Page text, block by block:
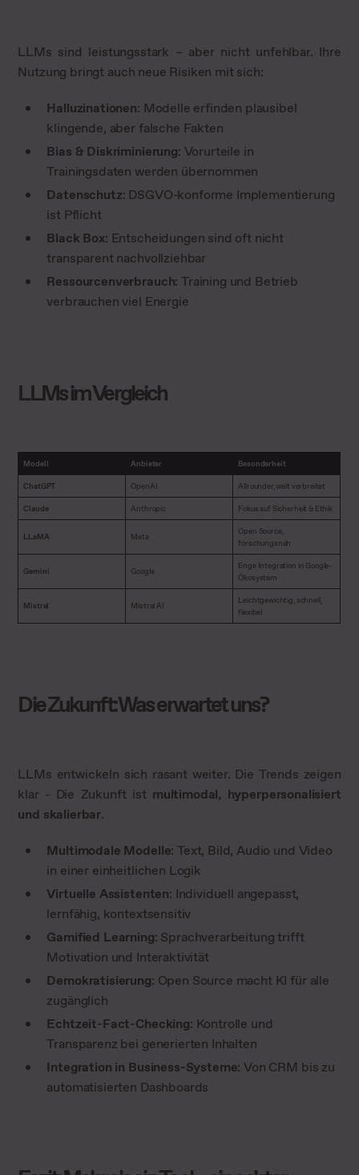
LLMs sind leistungsstark – aber nicht unfehlbar. Ihre
Nutzung bringt auch neue Risiken mit sich:
Halluzinationen: Modelle erfinden plausibel
klingende, aber falsche Fakten
Bias & Diskriminierung: Vorurteile in
Trainingsdaten werden übernommen
Datenschutz: DSGVO-konforme Implementierung
ist Pflicht
Black Box: Entscheidungen sind oft nicht
transparent nachvollziehbar
Ressourcenverbrauch: Training und Betrieb
verbrauchen viel Energie
LLMs im Vergleich
Modell Anbieter Besonderheit
ChatGPT OpenAI Allrounder, weit verbreitet
Claude Anthropic Fokus auf Sicherheit & Ethik
LLaMA Meta
Open Source,
forschungsnah
Gemini Google
Enge Integration in Google-
Ökosystem
Mistral Mistral AI
Leichtgewichtig, schnell,
flexibel
Die Zukunft: Was erwartet uns?
LLMs entwickeln sich rasant weiter. Die Trends zeigen
klar - Die Zukunft ist multimodal, hyperpersonalisiert
und skalierbar.
Multimodale Modelle: Text, Bild, Audio und Video
in einer einheitlichen Logik
Virtuelle Assistenten: Individuell angepasst,
lernfähig, kontextsensitiv
Gamified Learning: Sprachverarbeitung trifft
Motivation und Interaktivität
Demokratisierung: Open Source macht KI für alle
zugänglich
Echtzeit-Fact-Checking: Kontrolle und
Transparenz bei generierten Inhalten
Integration in Business-Systeme: Von CRM bis zu
automatisierten Dashboards